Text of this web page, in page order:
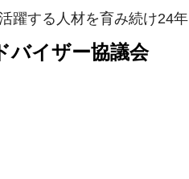
躍する人材を育み続け24年
バイザー協議会